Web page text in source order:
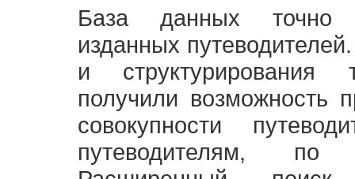
База данных точно
изданных
и структурирования
получили возможность
совокупности
путеводителям,